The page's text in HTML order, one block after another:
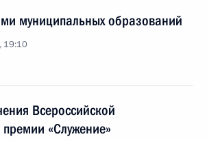
муниципальных образований
19:10
Всероссийской
«Служение»